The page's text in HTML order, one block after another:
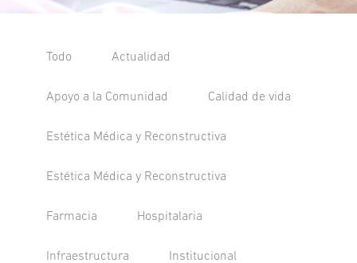
Todo Actualidad
Apoyo a la Comunidad Calidad de vida
Estética Médica y Reconstructiva
Estética Médica y Reconstructiva
Farmacia Hospitalaria
Infraestructura Institucional